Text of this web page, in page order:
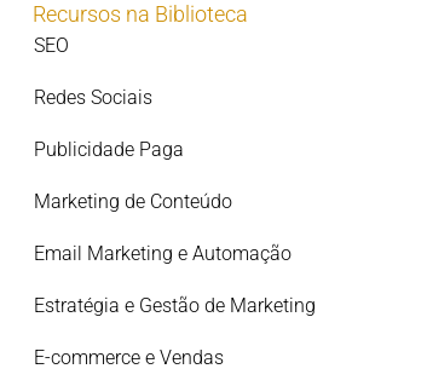
Recursos na Biblioteca
SEO
Redes Sociais
Publicidade Paga
Marketing de Conteúdo
Email Marketing e Automação
Estratégia e Gestão de Marketing
E-commerce e Vendas